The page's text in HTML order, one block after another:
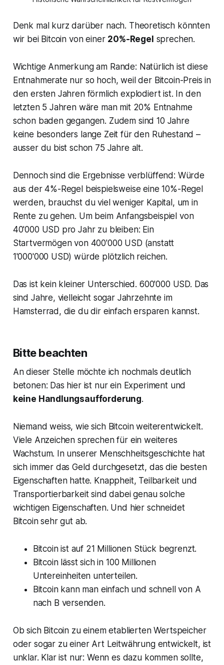
Denk mal kurz darüber nach. Theoretisch könnten
wir bei Bitcoin von einer 20%-Regel sprechen.
Wichtige Anmerkung am Rande: Natürlich ist diese
Entnahmerate nur so hoch, weil der Bitcoin-Preis in
den ersten Jahren förmlich explodiert ist. In den
letzten 5 Jahren wäre man mit 20% Entnahme
schon baden gegangen. Zudem sind 10 Jahre
keine besonders lange Zeit für den Ruhestand –
ausser du bist schon 75 Jahre alt.
Dennoch sind die Ergebnisse verblüffend: Würde
aus der 4%-Regel beispielsweise eine 10%-Regel
werden, brauchst du viel weniger Kapital, um in
Rente zu gehen. Um beim Anfangsbeispiel von
40'000 USD pro Jahr zu bleiben: Ein
Startvermögen von 400'000 USD (anstatt
1'000'000 USD) würde plötzlich reichen.
Das ist kein kleiner Unterschied. 600'000 USD. Das
sind Jahre, vielleicht sogar Jahrzehnte im
Hamsterrad, die du dir einfach ersparen kannst.
Bitte beachten
An dieser Stelle möchte ich nochmals deutlich
betonen: Das hier ist nur ein Experiment und
keine Handlungsaufforderung.
Niemand weiss, wie sich Bitcoin weiterentwickelt.
Viele Anzeichen sprechen für ein weiteres
Wachstum. In unserer Menschheitsgeschichte hat
sich immer das Geld durchgesetzt, das die besten
Eigenschaften hatte. Knappheit, Teilbarkeit und
Transportierbarkeit sind dabei genau solche
wichtigen Eigenschaften. Und hier schneidet
Bitcoin sehr gut ab.
Bitcoin ist auf 21 Millionen Stück begrenzt.
Bitcoin lässt sich in 100 Millionen
Untereinheiten unterteilen.
Bitcoin kann man einfach und schnell von A
nach B versenden.
Ob sich Bitcoin zu einem etablierten Wertspeicher
oder sogar zu einer Art Leitwährung entwickelt, ist
unklar. Klar ist nur: Wenn es dazu kommen sollte,